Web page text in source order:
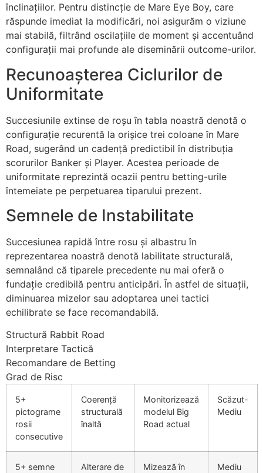
înclinațiilor. Pentru distincție de Mare Eye Boy, care
răspunde imediat la modificări, noi asigurăm o viziune
mai stabilă, filtrând oscilațiile de moment și accentuând
configurații mai profunde ale diseminării outcome-urilor.
Recunoașterea Ciclurilor de
Uniformitate
Succesiunile extinse de roșu în tabla noastră denotă o
configurație recurentă la orișice trei coloane în Mare
Road, sugerând un cadență predictibil în distribuția
scorurilor Banker și Player. Acestea perioade de
uniformitate reprezintă ocazii pentru betting-urile
întemeiate pe perpetuarea tiparului prezent.
Semnele de Instabilitate
Succesiunea rapidă între rosu și albastru în
reprezentarea noastră denotă labilitate structurală,
semnalând că tiparele precedente nu mai oferă o
fundație credibilă pentru anticipări. În astfel de situații,
diminuarea mizelor sau adoptarea unei tactici
echilibrate se face recomandabilă.
Structură Rabbit Road
Interpretare Tactică
Recomandare de Betting
Grad de Risc
5+
pictograme
rosii
consecutive
Coerență
structurală
înaltă
Monitorizează
modelul Big
Road actual
Scăzut-
Mediu
5+ semne
Alterare de
Mizează în
Mediu